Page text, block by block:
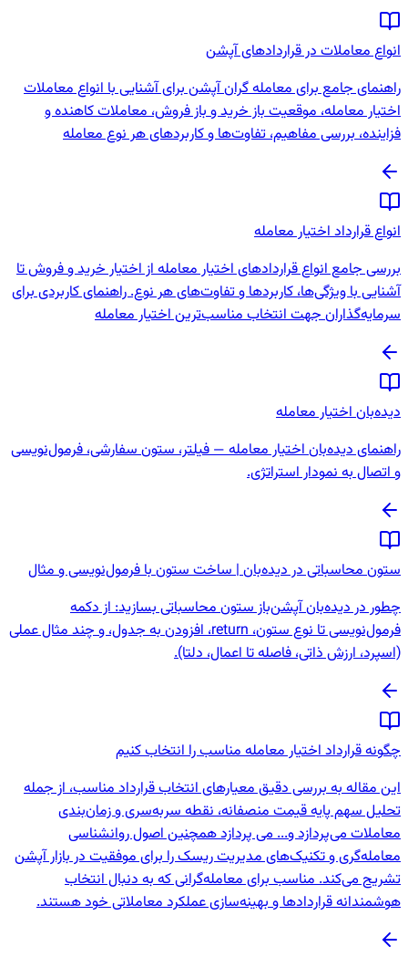
انواع معاملات در قراردادهای آپشن
راهنمای جامع برای معامله گران آپشن برای آشنایی با انواع معاملات
اختیار معامله، موقعیت باز خرید و باز فروش، معاملات کاهنده و
فزاینده، بررسی مفاهیم، تفاوت‌ها و کاربردهای هر نوع معامله
انواع قرارداد اختیار معامله
بررسی جامع انواع قراردادهای اختیار معامله از اختیار خرید و فروش تا
آشنایی با ویژگی‌ها، کاربردها و تفاوت‌های هر نوع. راهنمای کاربردی برای
سرمایه‌گذاران جهت انتخاب مناسب‌ترین اختیار معامله
دیده‌بان اختیار معامله
راهنمای دیده‌بان اختیار معامله — فیلتر، ستون سفارشی، فرمول‌نویسی
و اتصال به نمودار استراتژی.
ستون محاسباتی در دیده‌بان | ساخت ستون با فرمول‌نویسی و مثال
چطور در دیده‌بان آپشن‌باز ستون محاسباتی بسازید: از دکمه
فرمول‌نویسی تا نوع ستون، return، افزودن به جدول، و چند مثال عملی
(اسپرد، ارزش ذاتی، فاصله تا اعمال، دلتا).
چگونه قرارداد اختیار معامله مناسب را انتخاب کنیم
این مقاله به بررسی دقیق معیارهای انتخاب قرارداد مناسب، از جمله
تحلیل سهم پایه قیمت منصفانه، نقطه سربه‌سری و زمان‌بندی
معاملات می‌پردازد و... می پردازد همچنین اصول روانشناسی
معامله‌گری و تکنیک‌های مدیریت ریسک را برای موفقیت در بازار آپشن
تشریح می‌کند. مناسب برای معامله‌گرانی که به دنبال انتخاب
هوشمندانه قراردادها و بهینه‌سازی عملکرد معاملاتی خود هستند.